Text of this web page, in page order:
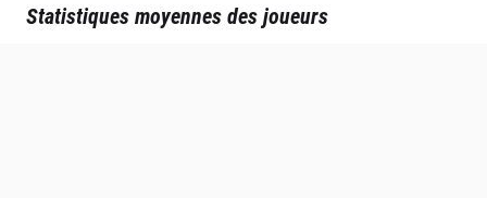
Statistiques moyennes des joueurs